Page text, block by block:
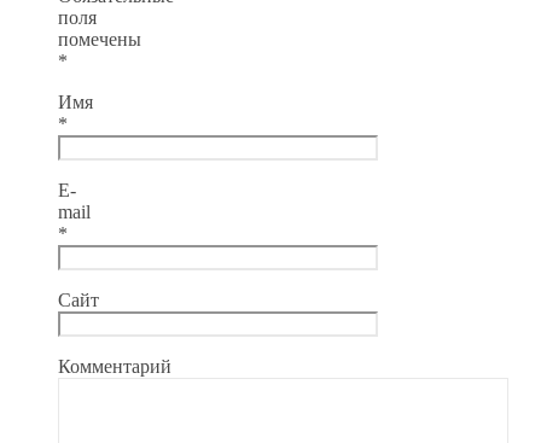
поля
помечены
*
Имя
*
E-
mail
*
Сайт
Комментарий